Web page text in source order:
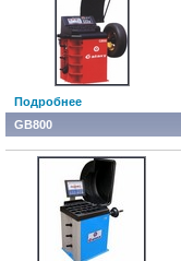
Подробнее
GB800